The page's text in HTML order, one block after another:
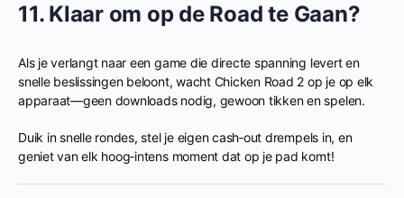
11. Klaar om op de Road te Gaan?
Als je verlangt naar een game die directe spanning levert en
snelle beslissingen beloont, wacht Chicken Road 2 op je op elk
apparaat—geen downloads nodig, gewoon tikken en spelen.
Duik in snelle rondes, stel je eigen cash‑out drempels in, en
geniet van elk hoog‑intens moment dat op je pad komt!